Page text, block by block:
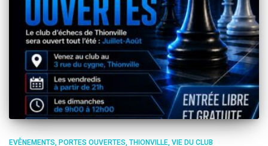
EVÊNEMENTS PORTES OUVERTES THIONVILLE VIE DU CLUB